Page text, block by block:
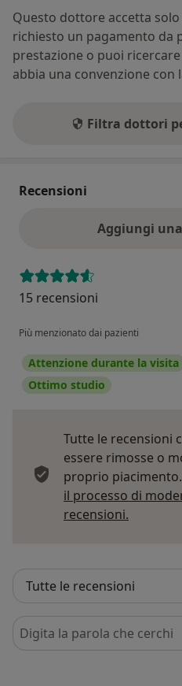
Questo dottore accetta
richiesto un pagamento da
prestazione o puoi
abbia una convenzione con
Filtra dottori
Recensioni
Aggiungi
15 recensioni
Più menzionato dai pazienti
Attenzione durante la visita
Ottimo studio
Tutte le recensioni
essere rimosse o
proprio piacimento.
il processo di
recensioni.
Cerca nelle recensioni